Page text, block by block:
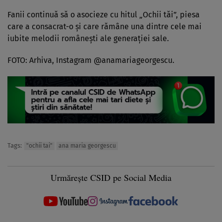
Fanii continuă să o asocieze cu hitul „Ochii tăi”, piesa
care a consacrat-o și care rămâne una dintre cele mai
iubite melodii românești ale generației sale.
FOTO: Arhiva, Instagram @anamariageorgescu.
Tags: "ochii tai" ana maria georgescu
Urmărește CSID pe Social Media